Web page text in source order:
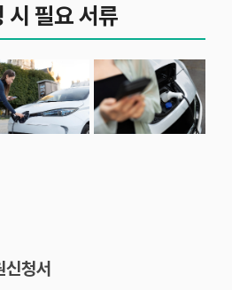
시 필요 서류
청서